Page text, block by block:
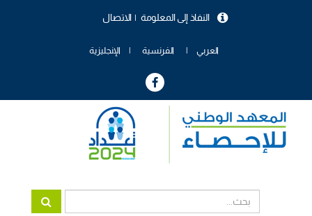
الاتصال النفاذ إلى المعلومة
العربي الفرنسية الإنجليزية